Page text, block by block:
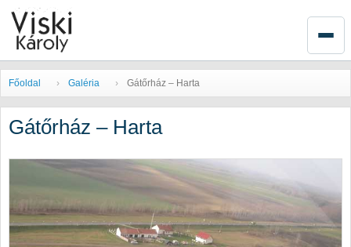
Főoldal Galéria Gátőrház – Harta
Gátőrház – Harta